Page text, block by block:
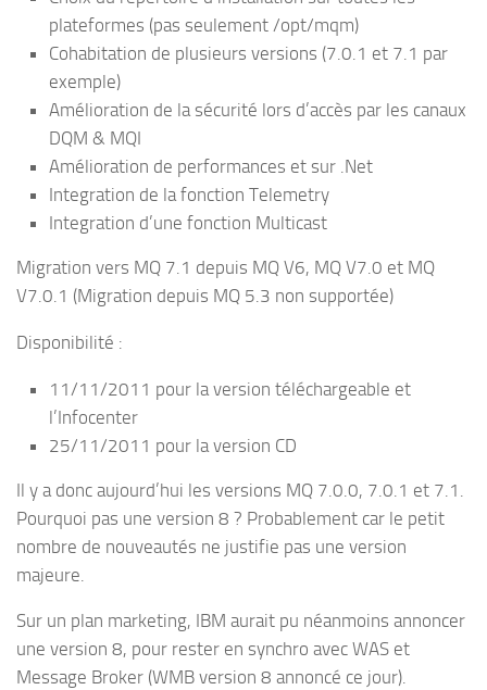
plateformes (pas seulement /opt/mqm)
Cohabitation de plusieurs versions (7.0.1 et 7.1 par
exemple)
Amélioration de la sécurité lors d’accès par les canaux
DQM & MQI
Amélioration de performances et sur .Net
Integration de la fonction Telemetry
Integration d’une fonction Multicast
Migration vers MQ 7.1 depuis MQ V6, MQ V7.0 et MQ
V7.0.1 (Migration depuis MQ 5.3 non supportée)
Disponibilité :
11/11/2011 pour la version téléchargeable et
l’Infocenter
25/11/2011 pour la version CD
Il y a donc aujourd’hui les versions MQ 7.0.0, 7.0.1 et 7.1.
Pourquoi pas une version 8 ? Probablement car le petit
nombre de nouveautés ne justifie pas une version
majeure.
Sur un plan marketing, IBM aurait pu néanmoins annoncer
une version 8, pour rester en synchro avec WAS et
Message Broker (WMB version 8 annoncé ce jour).